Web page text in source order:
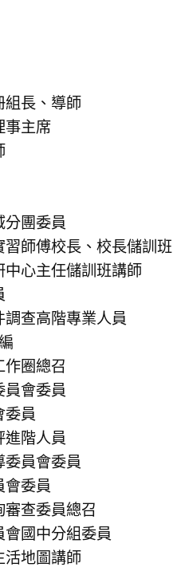
組長、導師
事主席
團委員
師傅校長、校長儲訓
心主任儲訓班講師
查高階專業人員
圈總召
員會委員
委員
階人員
委員會委員
會委員
查委員總召
國中分組委員
活地圖講師